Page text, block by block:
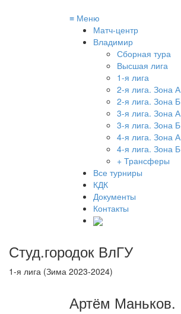
≡ Меню
Матч-центр
Владимир
Сборная тура
Высшая лига
1-я лига
2-я лига. Зона А
2-я лига. Зона Б
3-я лига. Зона А
3-я лига. Зона Б
4-я лига. Зона А
4-я лига. Зона Б
+ Трансферы
Все турниры
КДК
Документы
Контакты
Студ.городок ВлГУ
1-я лига (Зима 2023-2024)
Артём Маньков.